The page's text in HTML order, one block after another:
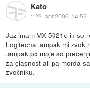
Kato
::29. apr 2006, 14:52
Jaz imam MX 5021e in so
Logitecha ,ampak mi zvok
,ampak po moje so
za glasnost ali pa morda
zvočniku.